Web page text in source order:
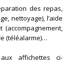
des repas,
nettoyage), l’aide
(téléalarme)…
affichettes ci-